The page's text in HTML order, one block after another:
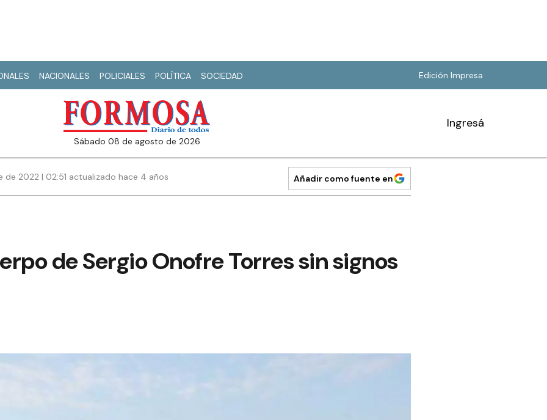
NACIONALES POLICIALES POLÍTICA SOCIEDAD Edición Impresa
sábado 08 de agosto de 2026
Ingresá
de 2022 | 02:51 actualizado hace 4 años Añadir como fuente en
de Sergio Onofre Torres sin signos